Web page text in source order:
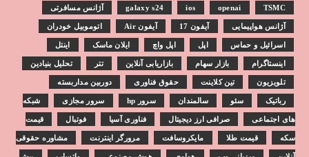
galaxy s24 ios openai TSMC آژانس مسافرتی
آژانس هواپیمایی آیفون 17 آیفون Air اتوموبیل خودران
اسرائیل و حماس اپل اپل واچ ایلان ماسک اینتل
اینستاگرام بازار سهام بازاریابی آنلاین تتر تحلیل بنیادین
تلویزیون تین کلاینت حقوق فناوری دوربین مداربسته
رباتیک سئو سالمندان سرور hp سرور مجازی شبکه
های اجتماعی صرافی ارز دیجیتال فناوری آسیا فوتبال قیمت
سکه قیمت طلا مایکروسافت مرورگر اینترنت مشاوره حقوقی